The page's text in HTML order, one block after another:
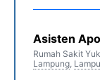
Asisten
Rumah Sakit
Lampung,